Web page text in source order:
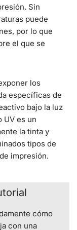
Sin
puede
por lo que
el que se
los
específicas de
bajo la luz
UV es un
la tinta y
tipos de
impresión.
cómo
con una